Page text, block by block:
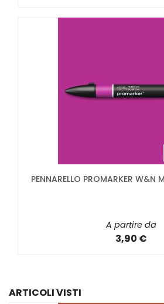
PENNARELLO PROMARKER W&N
A partire da
3,90 €
ARTICOLI VISTI